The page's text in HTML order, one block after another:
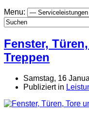
Menu:
Fenster,
Treppen
Samstag, 16
Publiziert in